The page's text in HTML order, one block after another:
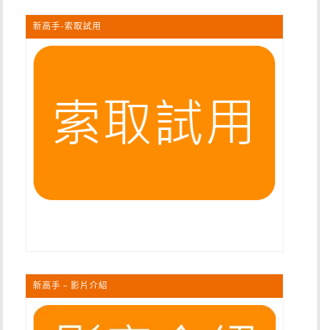
新高手-索取試用
新高手 – 影片介紹